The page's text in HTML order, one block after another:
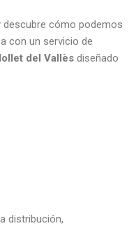
cómo podemos
con un servicio de
del Vallès diseñado
distribución,